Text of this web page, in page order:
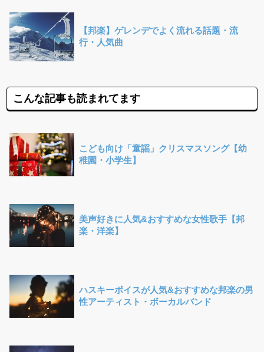
【邦楽】ゲレンデでよく流れる話題・流
行・人気曲
こんな記事も読まれてます
こども向け「童謡」クリスマスソング【幼
稚園・小学生】
美声好きに人気&おすすめな女性歌手【邦
楽・洋楽】
ハスキーボイスが人気&おすすめな邦楽の男
性アーティスト・ボーカルバンド